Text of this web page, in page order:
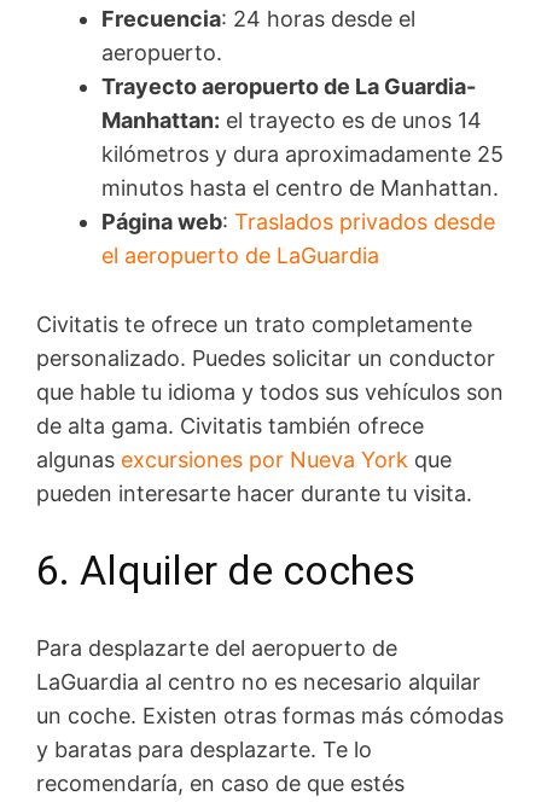
Frecuencia: 24 horas desde el
aeropuerto.
Trayecto aeropuerto de La Guardia-
Manhattan: el trayecto es de unos 14
kilómetros y dura aproximadamente 25
minutos hasta el centro de Manhattan.
Página web: Traslados privados desde
el aeropuerto de LaGuardia
Civitatis te ofrece un trato completamente
personalizado. Puedes solicitar un conductor
que hable tu idioma y todos sus vehículos son
de alta gama. Civitatis también ofrece
algunas excursiones por Nueva York que
pueden interesarte hacer durante tu visita.
6. Alquiler de coches
Para desplazarte del aeropuerto de
LaGuardia al centro no es necesario alquilar
un coche. Existen otras formas más cómodas
y baratas para desplazarte. Te lo
recomendaría, en caso de que estés